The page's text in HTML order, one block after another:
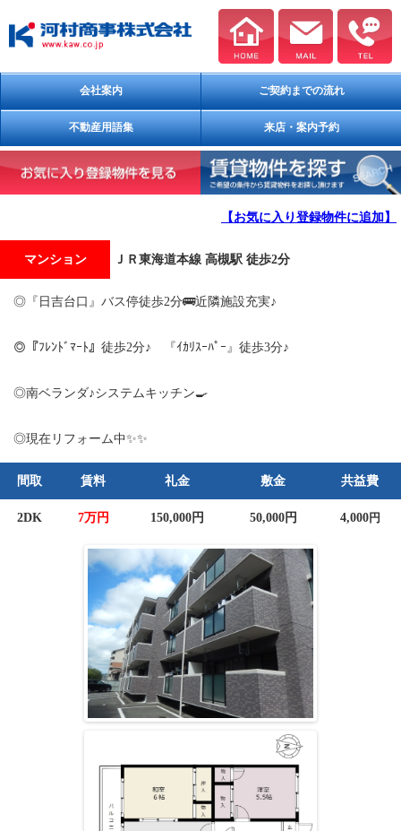
会社案内 ご契約までの流れ
不動産用語集 来店・案内予約
【お気に入り登録物件に追加】
マンション ＪＲ東海道本線 高槻駅 徒歩2分
◎『日吉台口』バス停徒歩2分🚌近隣施設充実♪
◎『ﾌﾚﾝﾄﾞﾏｰﾄ』徒歩2分♪ 『ｲｶﾘｽｰﾊﾟｰ』徒歩3分♪
◎南ベランダ♪システムキッチン🍳
◎現在リフォーム中✨✨
間取 賃料 礼金 敷金 共益費
2DK 7万円 150,000円 50,000円 4,000円